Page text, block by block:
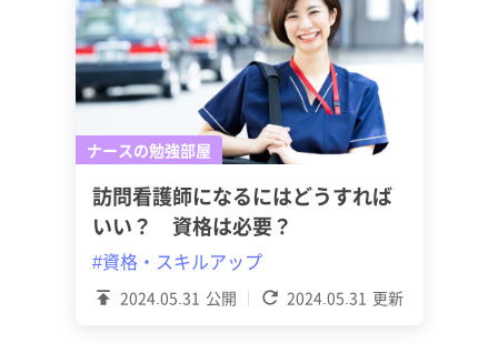
ナースの勉強部屋
2024.05.31 公開 2024.05.31 更新
訪問看護師になるにはどうすれば
いい？ 資格は必要？
#資格・スキルアップ